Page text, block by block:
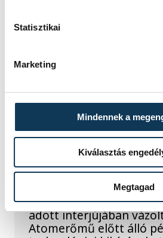
Statisztikai
Marketing
Mindennek a
Kiválasztás
Megtagad
A folyó rekordalacsony
egy csaknem komplett, II.
Batthyány téri rakpart
akna került elő.
Késéltánc a
történik, ha leáll
Mártha Imre, az MVM
vezérigazgatója ATV-n
adott interjújában
Atomerőmű előtt álló